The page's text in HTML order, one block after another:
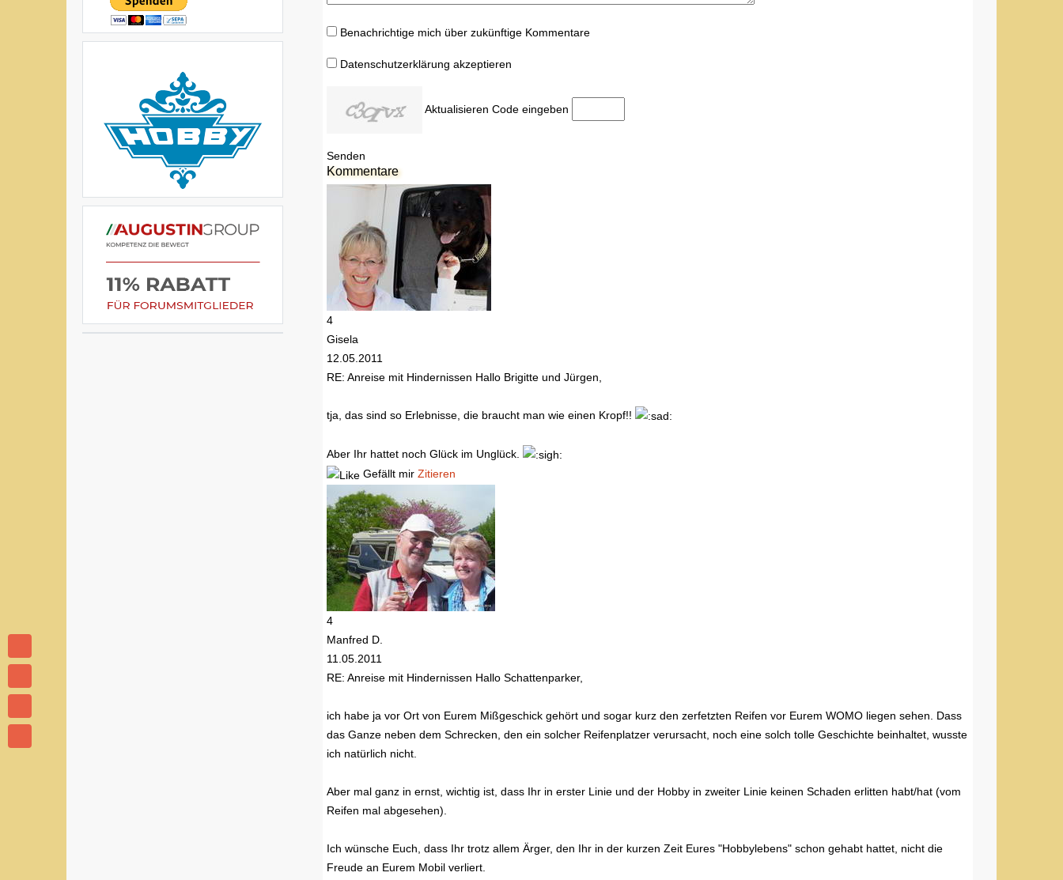
Benachrichtige mich über zukünftige Kommentare
Datenschutzerklärung akzeptieren
Aktualisieren Code eingeben
Senden
Kommentare
4
Gisela
12.05.2011
RE: Anreise mit Hindernissen Hallo Brigitte und Jürgen,
tja, das sind so Erlebnisse, die braucht man wie einen Kropf!!
Aber Ihr hattet noch Glück im Unglück.
Gefällt mir Zitieren
4
Manfred D.
11.05.2011
RE: Anreise mit Hindernissen Hallo Schattenparker,
ich habe ja vor Ort von Eurem Mißgeschick gehört und sogar kurz den zerfetzten Reifen vor Eurem WOMO liegen sehen. Dass
das Ganze neben dem Schrecken, den ein solcher Reifenplatzer verursacht, noch eine solch tolle Geschichte beinhaltet, wusste
ich natürlich nicht.
Aber mal ganz in ernst, wichtig ist, dass Ihr in erster Linie und der Hobby in zweiter Linie keinen Schaden erlitten habt/hat (vom
Reifen mal abgesehen).
Ich wünsche Euch, dass Ihr trotz allem Ärger, den Ihr in der kurzen Zeit Eures "Hobbylebens" schon gehabt hattet, nicht die
Freude an Eurem Mobil verliert.